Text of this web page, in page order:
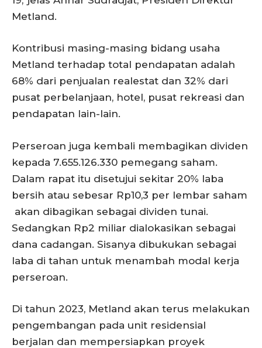
Metland.
Kontribusi masing-masing bidang usaha
Metland terhadap total pendapatan adalah
68% dari penjualan realestat dan 32% dari
pusat perbelanjaan, hotel, pusat rekreasi dan
pendapatan lain-lain.
Perseroan juga kembali membagikan dividen
kepada 7.655.126.330 pemegang saham.
Dalam rapat itu disetujui sekitar 20% laba
bersih atau sebesar Rp10,3 per lembar saham
akan dibagikan sebagai dividen tunai.
Sedangkan Rp2 miliar dialokasikan sebagai
dana cadangan. Sisanya dibukukan sebagai
laba di tahan untuk menambah modal kerja
perseroan.
Di tahun 2023, Metland akan terus melakukan
pengembangan pada unit residensial
berjalan dan mempersiapkan proyek